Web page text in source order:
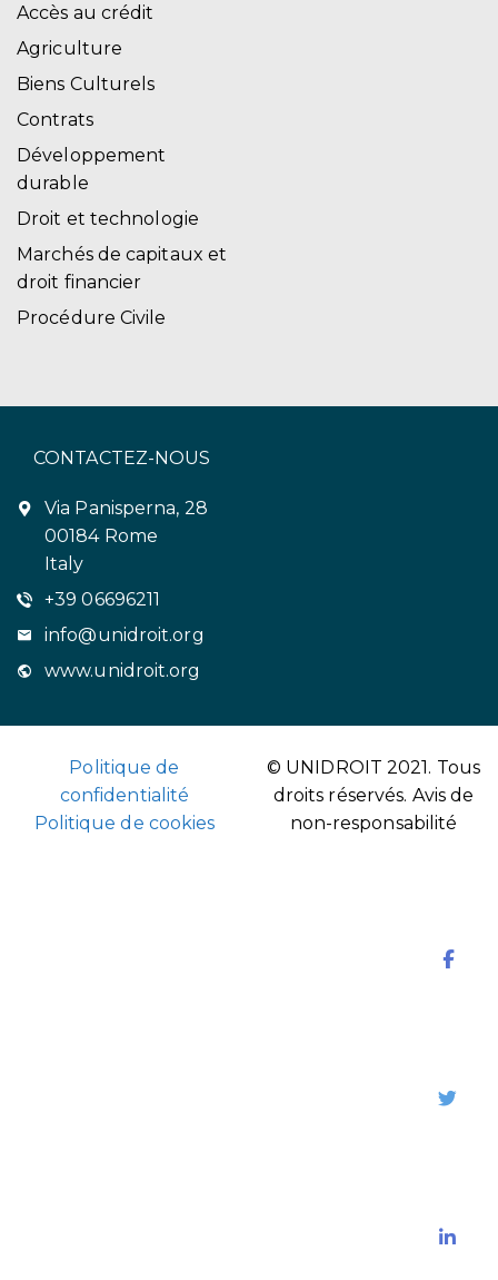
Accès au crédit
Agriculture
Biens Culturels
Contrats
Développement
durable
Droit et technologie
Marchés de capitaux et
droit financier
Procédure Civile
CONTACTEZ-NOUS
Via Panisperna, 28
00184 Rome
Italy
+39 06696211
info@unidroit.org
www.unidroit.org
Politique de
confidentialité
Politique de cookies
© UNIDROIT 2021. Tous
droits réservés. Avis de
non-responsabilité